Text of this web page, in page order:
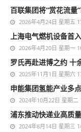
百联集团将“赏花流量
2026年4月24日 星期五
上海电气燃机设备首
2026年4月20日 星期一
罗氏再赴进博之约 十
2025年11月1日 星期六
申能集团氢能产业多
2024年10月22日 星期二
浦东推动快递业高质
2024年8月14日 星期三